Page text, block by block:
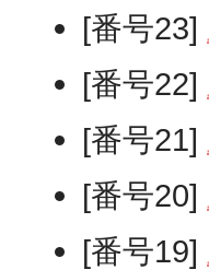
[番号23]
[番号22]
[番号21]
[番号20]
[番号19]